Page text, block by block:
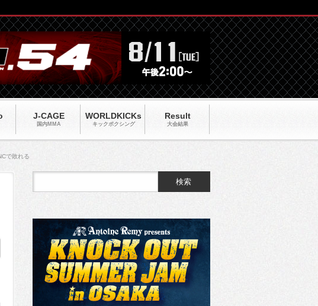
J-CAGE
国内MMA
WORLDKICKs
キックポクシング
Result
大会結果
で敗れる